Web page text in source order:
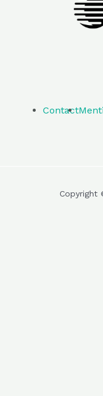
Contact
Copyright